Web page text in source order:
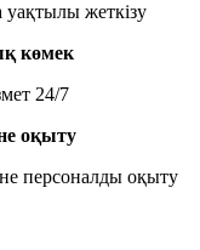
жеткізу
көмек
24/7
оқыту
персоналды оқыту